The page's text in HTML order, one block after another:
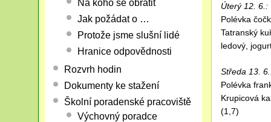
Úterý 12. 6.:
Polévka
Tatranský
ledový,
Středa 13.
Polévka
Krupicová
(1,7)
Na koho se obrátit
Jak požádat o …
Protože jsme slušní lidé
Hranice odpovědnosti
Rozvrh hodin
Dokumenty ke stažení
Školní poradenské pracoviště
Výchovný poradce